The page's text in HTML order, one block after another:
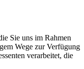
Sie uns im Rahmen
Wege zur Verfügung
verarbeitet, die